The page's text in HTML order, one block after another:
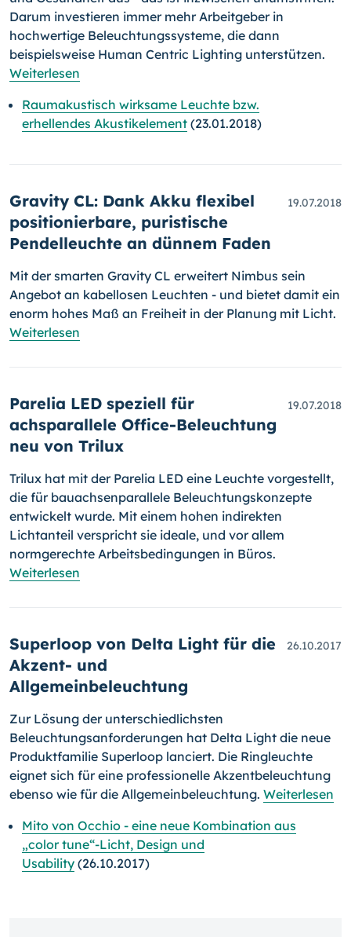
Da­rum investieren immer mehr Arbeitgeber in
hochwertige Be­leuch­tungs­sys­teme, die dann
beispielsweise Human Centric Lighting unterstützen.
Weiterlesen
Raumakustisch wirksame Leuchte bzw.
erhellendes Akustikelement (23.01.2018)
Gravity CL: Dank Akku flexibel
positionierbare, puristische
Pendelleuchte an dünnem Faden
19.07.2018
Mit der smarten Gravity CL erweitert Nimbus sein
Angebot an kabel­lo­sen Leuchten - und bietet damit ein
enorm hohes Maß an Freiheit in der Planung mit Licht.
Weiterlesen
Parelia LED speziell für
achsparallele Office-Beleuchtung
neu von Trilux
19.07.2018
Trilux hat mit der Parelia LED eine Leuchte vorgestellt,
die für bau­ach­sen­paral­le­le Beleuchtungskonzepte
entwickelt wurde. Mit einem hohen indirekten
Lichtanteil verspricht sie ideale, und vor allem
normgerechte Arbeitsbedingungen in Büros.
Weiterlesen
Superloop von Delta Light für die
Akzent- und
Allgemeinbeleuchtung
26.10.2017
Zur Lösung der unterschiedlichsten
Beleuchtungsanforderungen hat Delta Light die neue
Produktfamilie Superloop lanciert. Die Ringleuchte
eignet sich für eine professionelle Akzentbeleuchtung
ebenso wie für die Allgemeinbeleuchtung. Weiterlesen
Mito von Occhio - eine neue Kombination aus
„color tune“-Licht, Design und
Usability (26.10.2017)